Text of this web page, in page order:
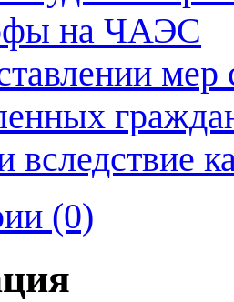
на ЧАЭС
вследствие
(0)